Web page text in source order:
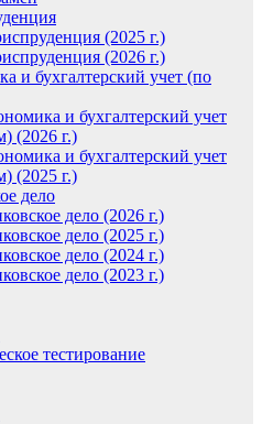
(2025 г.)
(2026 г.)
и бухгалтерский учет (по
и бухгалтерский учет
(2026 г.)
и бухгалтерский учет
(2025 г.)
дело
дело (2026 г.)
дело (2025 г.)
дело (2024 г.)
дело (2023 г.)
тестирование